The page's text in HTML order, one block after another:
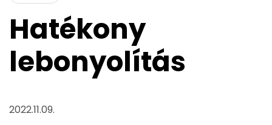
Hatékony
lebonyolítás
2022.11.09.